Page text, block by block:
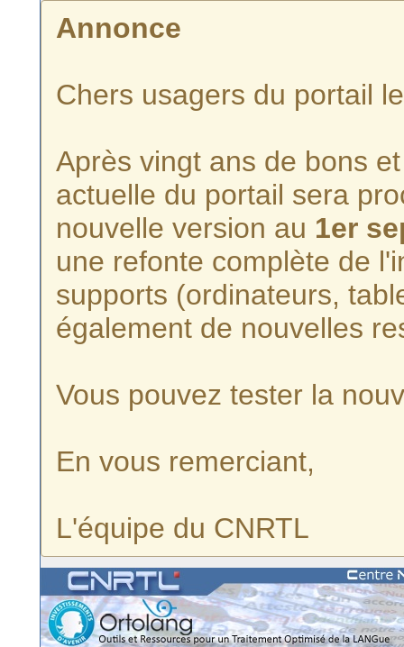
Annonce
Chers usagers du portail
Après vingt ans de bons
actuelle du portail sera
nouvelle version au 1er
une refonte complète de
supports (ordinateurs,
également de nouvelles
Vous pouvez tester la
En vous remerciant,
L'équipe du CNRTL